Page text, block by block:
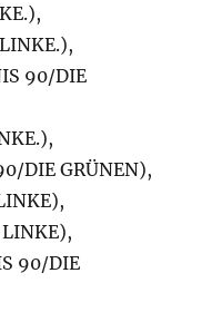
90/DIE
DIE GRÜNEN),
90/DIE